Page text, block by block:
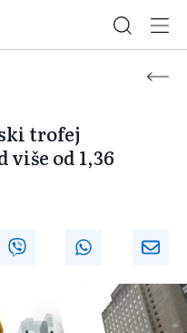
trofej
više od 1,36